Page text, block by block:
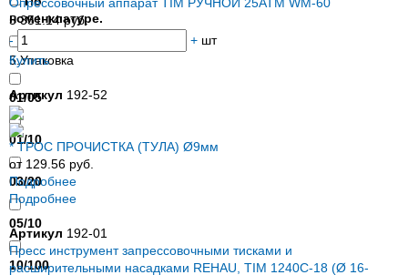
номенклатуре.
5.Упаковка
01/05
01/10
03/20
05/10
10/100
5 351.14 руб.
-
+ шт
Купить
Артикул 192-52
* ТРОС ПРОЧИСТКА (ТУЛА) Ø9мм
от 129.56 руб.
Подробнее
Подробнее
Артикул 192-01
Пресс инструмент запрессовочными тисками и
расширительными насадками REHAU, TIM 1240C-18 (Ø 16-